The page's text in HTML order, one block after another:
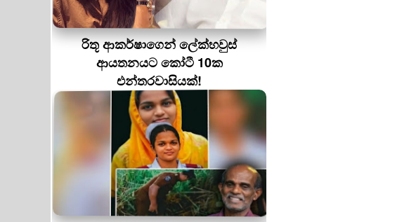
රිතූ ආකර්ෂාගෙන් ලේක්හවුස්
ආයතනයට කෝටී 10ක
එන්තරවාසියක්!